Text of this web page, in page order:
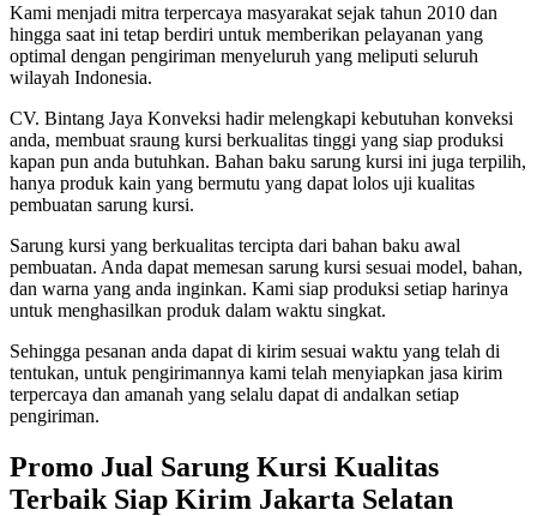
Kami menjadi mitra terpercaya masyarakat sejak tahun 2010 dan
hingga saat ini tetap berdiri untuk memberikan pelayanan yang
optimal dengan pengiriman menyeluruh yang meliputi seluruh
wilayah Indonesia.
CV. Bintang Jaya Konveksi hadir melengkapi kebutuhan konveksi
anda, membuat sraung kursi berkualitas tinggi yang siap produksi
kapan pun anda butuhkan. Bahan baku sarung kursi ini juga terpilih,
hanya produk kain yang bermutu yang dapat lolos uji kualitas
pembuatan sarung kursi.
Sarung kursi yang berkualitas tercipta dari bahan baku awal
pembuatan. Anda dapat memesan sarung kursi sesuai model, bahan,
dan warna yang anda inginkan. Kami siap produksi setiap harinya
untuk menghasilkan produk dalam waktu singkat.
Sehingga pesanan anda dapat di kirim sesuai waktu yang telah di
tentukan, untuk pengirimannya kami telah menyiapkan jasa kirim
terpercaya dan amanah yang selalu dapat di andalkan setiap
pengiriman.
Promo Jual Sarung Kursi Kualitas
Terbaik Siap Kirim Jakarta Selatan